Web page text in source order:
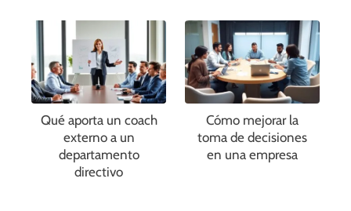
Qué aporta un coach
externo a un
departamento
directivo
Cómo mejorar la
toma de decisiones
en una empresa